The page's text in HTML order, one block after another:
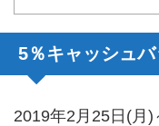
5％キャッシュ
2019年2月25日(月